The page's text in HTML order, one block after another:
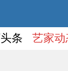
条 艺家动